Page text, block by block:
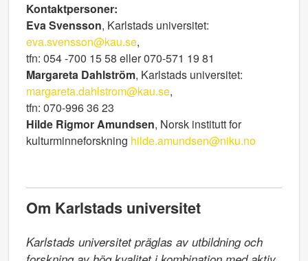
Kontaktpersoner:
Eva Svensson, Karlstads universitet:
eva.svensson@kau.se,
tfn: 054 -700 15 58 eller 070-571 19 81
Margareta Dahlström, Karlstads universitet:
margareta.dahlstrom@kau.se,
tfn: 070-996 36 23
Hilde Rigmor Amundsen, Norsk institutt for
kulturminneforskning hilde.amundsen@niku.no
Om Karlstads universitet
Karlstads universitet präglas av utbildning och